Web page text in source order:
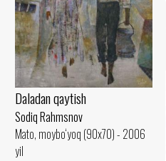
Daladan qaytish
Sodiq Rahmsnov
Mato, moybo‘yoq (90x70) - 2006
yil